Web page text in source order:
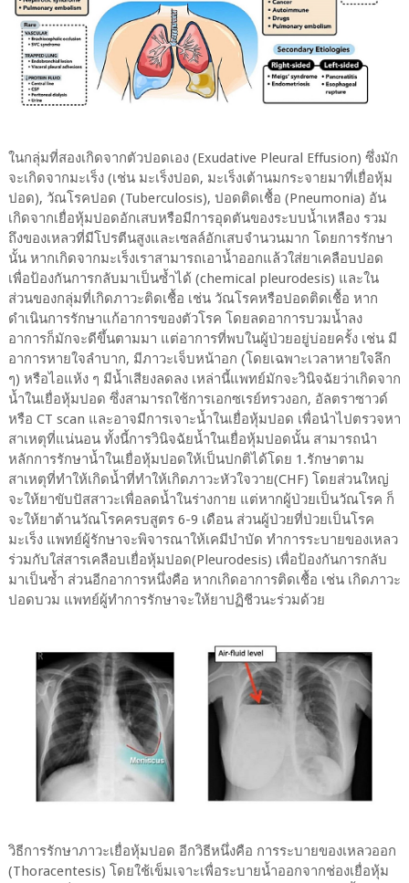
ในกลุ่มที่สองเกิดจากตัวปอดเอง (Exudative Pleural Effusion) ซึ่งมัก
จะเกิดจากมะเร็ง (เช่น มะเร็งปอด, มะเร็งเต้านมกระจายมาที่เยื่อหุ้ม
ปอด), วัณโรคปอด (Tuberculosis), ปอดติดเชื้อ (Pneumonia) อัน
เกิดจากเยื่อหุ้มปอดอักเสบหรือมีการอุดตันของระบบน้ำเหลือง รวม
ถึงของเหลวที่มีโปรตีนสูงและเซลล์อักเสบจำนวนมาก โดยการรักษา
นั้น หากเกิดจากมะเร็งเราสามารถเอาน้ำออกแล้วใส่ยาเคลือบปอด
เพื่อป้องกันการกลับมาเป็นซ้ำได้ (chemical pleurodesis) และใน
ส่วนของกลุ่มที่เกิดภาวะติดเชื้อ เช่น วัณโรคหรือปอดติดเชื้อ หาก
ดำเนินการรักษาแก้อาการของตัวโรค โดยลดอาการบวมน้ำลง
อาการก็มักจะดีขึ้นตามมา แต่อาการที่พบในผู้ป่วยอยู่บ่อยครั้ง เช่น มี
อาการหายใจลำบาก, มีภาวะเจ็บหน้าอก (โดยเฉพาะเวลาหายใจลึก
ๆ) หรือไอแห้ง ๆ มีน้ำเสียงลดลง เหล่านี้แพทย์มักจะวินิจฉัยว่าเกิดจาก
น้ำในเยื่อหุ้มปอด ซึ่งสามารถใช้การเอกซเรย์ทรวงอก, อัลตราซาวด์
หรือ CT scan และอาจมีการเจาะน้ำในเยื่อหุ้มปอด เพื่อนำไปตรวจหา
สาเหตุที่แน่นอน ทั้งนี้การวินิจฉัยน้ำในเยื่อหุ้มปอดนั้น สามารถนำ
หลักการรักษาน้ำในเยื่อหุ้มปอดให้เป็นปกติได้โดย 1.รักษาตาม
สาเหตุที่ทำให้เกิดน้ำที่ทำให้เกิดภาวะหัวใจวาย(CHF) โดยส่วนใหญ่
จะให้ยาขับปัสสาวะเพื่อลดน้ำในร่างกาย แต่หากผู้ป่วยเป็นวัณโรค ก็
จะให้ยาต้านวัณโรคครบสูตร 6-9 เดือน ส่วนผู้ป่วยที่ป่วยเป็นโรค
มะเร็ง แพทย์ผู้รักษาจะพิจารณาให้เคมีบำบัด ทำการระบายของเหลว
ร่วมกับใส่สารเคลือบเยื่อหุ้มปอด(Pleurodesis) เพื่อป้องกันการกลับ
มาเป็นซ้ำ ส่วนอีกอาการหนึ่งคือ หากเกิดอาการติดเชื้อ เช่น เกิดภาวะ
ปอดบวม แพทย์ผู้ทำการรักษาจะให้ยาปฏิชีวนะร่วมด้วย
วิธีการรักษาภาวะเยื่อหุ้มปอด อีกวิธีหนึ่งคือ การระบายของเหลวออก
(Thoracentesis) โดยใช้เข็มเจาะเพื่อระบายน้ำออกจากช่องเยื่อหุ้ม